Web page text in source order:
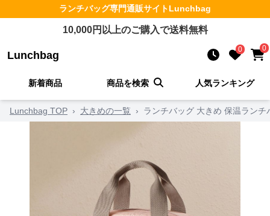
ランチバッグ専門通販サイトLunchbag
10,000円以上のご購入で送料無料
Lunchbag 0 0
新着商品 商品を検索 人気ランキング
Lunchbag TOP › 大きめの一覧 › ランチバッグ 大きめ 保温ラン